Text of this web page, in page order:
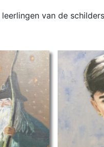
van de
ET 2023 Anneke R